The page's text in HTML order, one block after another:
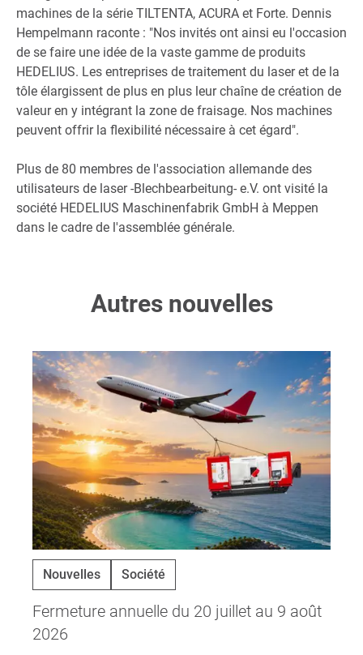
machines de la série TILTENTA, ACURA et Forte. Dennis
Hempelmann raconte : "Nos invités ont ainsi eu l'occasion
de se faire une idée de la vaste gamme de produits
HEDELIUS. Les entreprises de traitement du laser et de la
tôle élargissent de plus en plus leur chaîne de création de
valeur en y intégrant la zone de fraisage. Nos machines
peuvent offrir la flexibilité nécessaire à cet égard".
Plus de 80 membres de l'association allemande des
utilisateurs de laser -Blechbearbeitung- e.V. ont visité la
société HEDELIUS Maschinenfabrik GmbH à Meppen
dans le cadre de l'assemblée générale.
Autres nouvelles
Nouvelles Société
Fermeture annuelle du 20 juillet au 9 août
2026